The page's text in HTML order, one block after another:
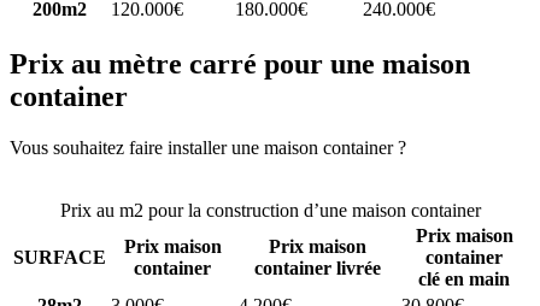
200m2
120.000€ 180.000€ 240.000€
Prix au mètre carré pour une maison
container
Vous souhaitez faire installer une maison container ?
Prix au m2 pour la construction d’une maison container
SURFACE
Prix maison
container
Prix maison
container livrée
Prix maison
container
clé en main